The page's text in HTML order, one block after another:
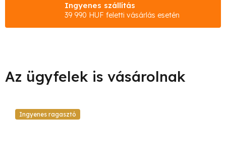
Ingyenes szállítás
39 990 HUF feletti vásárlás esetén
Ingyenes ragasztó